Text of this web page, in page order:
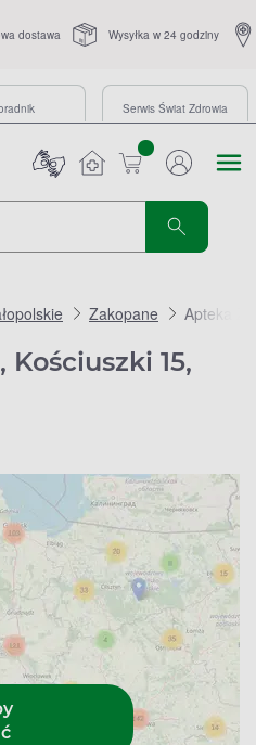
dostawa Wysyłka w 24 godziny
Serwis Świat Zdrowia
sztuk
Zakopane Apteka
15,